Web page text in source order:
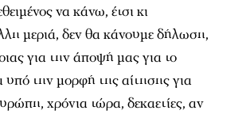
να κάνω, έτσι κι
μεριά, δεν θα κάνουμε δήλωση,
για την άποψή μας για το
την μορφή της αίτησης για
χρόνια τώρα, δεκαετίες, αν